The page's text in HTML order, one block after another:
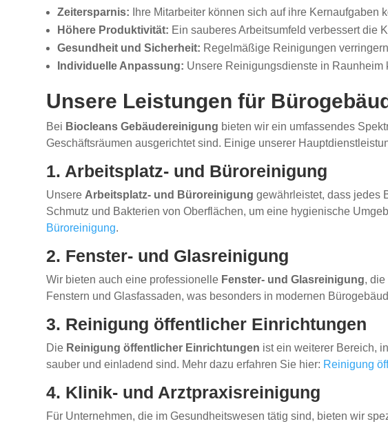
Zeitersparnis: Ihre Mitarbeiter können sich auf ihre
Höhere Produktivität: Ein sauberes Arbeitsumfeld verbessert die
Gesundheit und Sicherheit: Regelmäßige Reinigungen
Individuelle Anpassung: Unsere Reinigungsdienste in Raunheim
Unsere Leistungen für
Bei Biocleans Gebäudereinigung bieten wir ein umfassendes
Geschäftsräumen ausgerichtet sind. Einige unserer
1. Arbeitsplatz- und Büroreinigung
Unsere Arbeitsplatz- und Büroreinigung gewährleistet, dass jedes
Schmutz und Bakterien von Oberflächen, um eine hygienische
Büroreinigung.
2. Fenster- und Glasreinigung
Wir bieten auch eine professionelle Fenster- und Glasreinigung,
Fenstern und Glasfassaden, was besonders in modernen
3. Reinigung öffentlicher Einrichtungen
Die Reinigung öffentlicher Einrichtungen ist ein weiterer Bereich,
sauber und einladend sind. Mehr dazu erfahren Sie hier: Reinigung
4. Klinik- und Arztpraxisreinigung
Für Unternehmen, die im Gesundheitswesen tätig sind, bieten wir